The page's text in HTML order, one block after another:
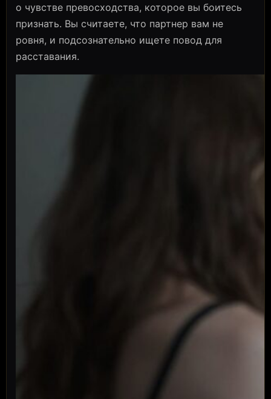
о чувстве превосходства, которое вы боитесь
признать. Вы считаете, что партнер вам не
ровня, и подсознательно ищете повод для
расставания.